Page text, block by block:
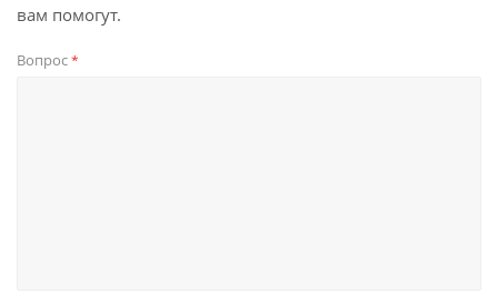
вам помогут.
Вопрос*